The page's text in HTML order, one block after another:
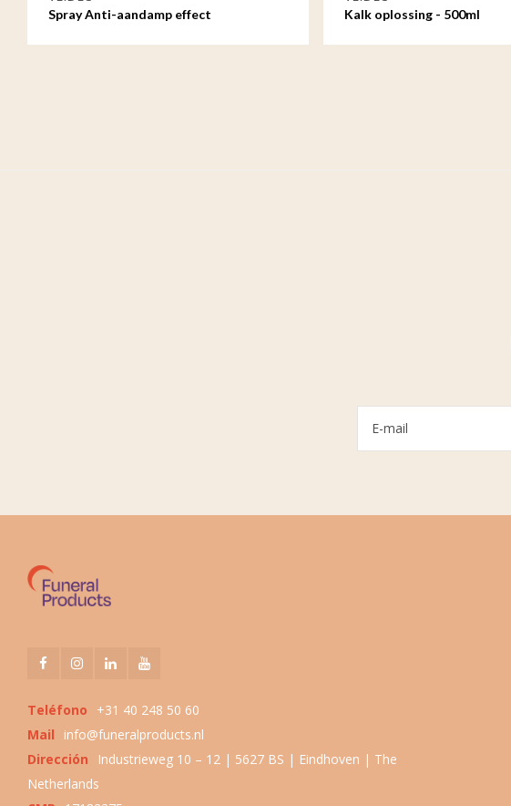
Spray Anti-aandamp effect Kalk oplossing - 500ml
Teléfono
+31 40 248 50 60
Mail
info@funeralproducts.nl
Dirección
Industrieweg 10 – 12 | 5627 BS | Eindhoven | The
Netherlands